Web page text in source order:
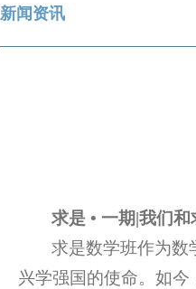
新闻资讯
求是 • 一期|我们
求是数学班作为数
兴学强国的使命。如